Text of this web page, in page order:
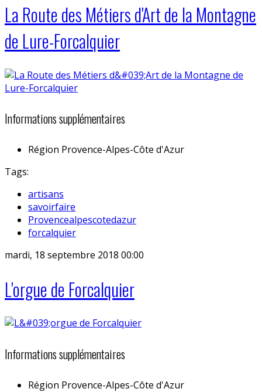
La Route des Métiers d'Art de la Montagne
de Lure-Forcalquier
Informations supplémentaires
Région Provence-Alpes-Côte d'Azur
Tags:
artisans
savoirfaire
Provencealpescotedazur
forcalquier
mardi, 18 septembre 2018 00:00
L'orgue de Forcalquier
Informations supplémentaires
Région Provence-Alpes-Côte d'Azur